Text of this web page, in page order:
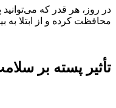
در روز، هر قدر که
محافظت کرده و از ابتلا
تأثیر پسته بر